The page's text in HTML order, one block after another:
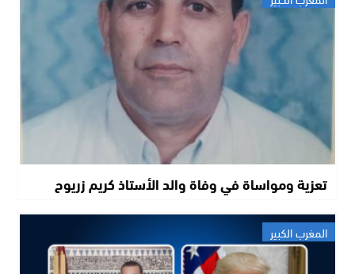
تعزية ومواساة في وفاة والد الأستاذ كريم زريوح
المغرب الكبير